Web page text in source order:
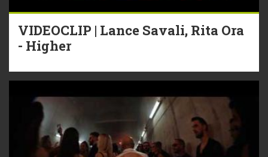
VIDEOCLIP | Lance Savali, Rita Ora
- Higher